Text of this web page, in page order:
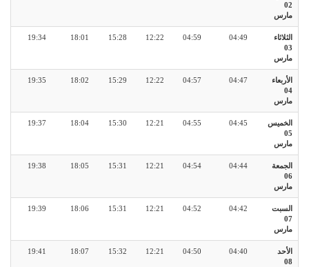
02
مارس
الثلاثاء
03
مارس
04:49
04:59
12:22
15:28
18:01
19:34
الأربعاء
04
مارس
04:47
04:57
12:22
15:29
18:02
19:35
الخميس
05
مارس
04:45
04:55
12:21
15:30
18:04
19:37
الجمعة
06
مارس
04:44
04:54
12:21
15:31
18:05
19:38
السبت
07
مارس
04:42
04:52
12:21
15:31
18:06
19:39
الأحد
08
04:40
04:50
12:21
15:32
18:07
19:41